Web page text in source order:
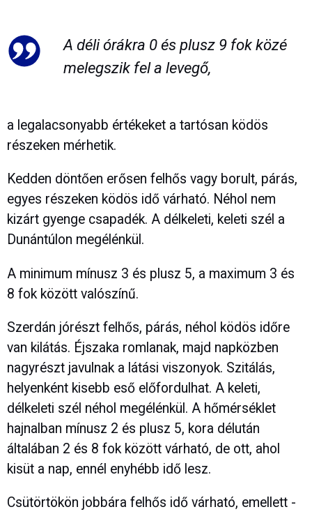
A déli órákra 0 és plusz 9 fok közé
melegszik fel a levegő,
a legalacsonyabb értékeket a tartósan ködös
részeken mérhetik.
Kedden döntően erősen felhős vagy borult, párás,
egyes részeken ködös idő várható. Néhol nem
kizárt gyenge csapadék. A délkeleti, keleti szél a
Dunántúlon megélénkül.
A minimum mínusz 3 és plusz 5, a maximum 3 és
8 fok között valószínű.
Szerdán jórészt felhős, párás, néhol ködös időre
van kilátás. Éjszaka romlanak, majd napközben
nagyrészt javulnak a látási viszonyok. Szitálás,
helyenként kisebb eső előfordulhat. A keleti,
délkeleti szél néhol megélénkül. A hőmérséklet
hajnalban mínusz 2 és plusz 5, kora délután
általában 2 és 8 fok között várható, de ott, ahol
kisüt a nap, ennél enyhébb idő lesz.
Csütörtökön jobbára felhős idő várható, emellett -